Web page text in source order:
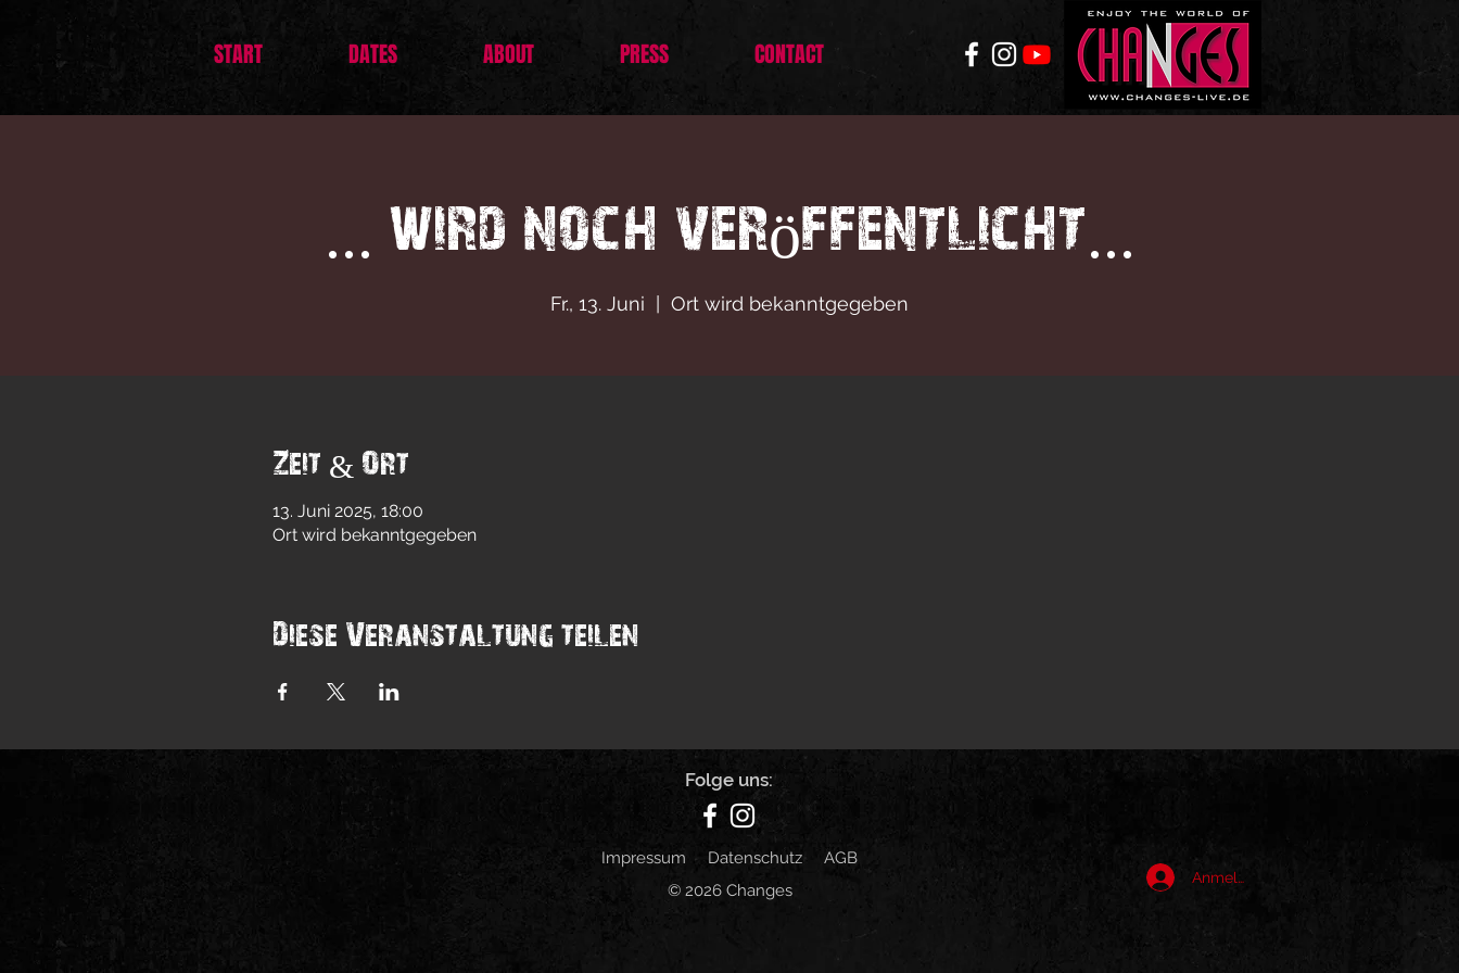
START DATES ABOUT PRESS CONTACT
... wird noch veröffentlicht...
Fr., 13. Juni Ort wird bekanntgegeben
Zeit & Ort
13. Juni 2025, 18:00
Ort wird bekanntgegeben
Diese Veranstaltung teilen
Folge uns:
Impressum Datenschutz
AGB
© 2026 Changes
Anmelden